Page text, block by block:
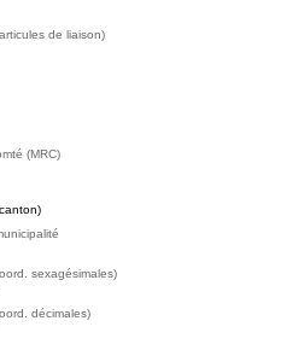
de liaison)
(MRC)
sexagésimales)
décimales)